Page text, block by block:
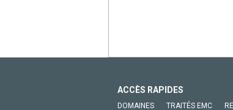
ACCÈS RAPIDES
DOMAINES TRAITÉS EMC